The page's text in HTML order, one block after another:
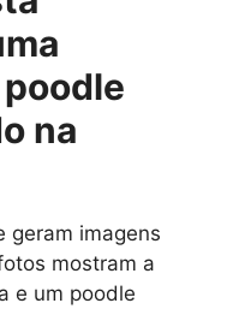
na
geram imagens
mostram a
e um poodle